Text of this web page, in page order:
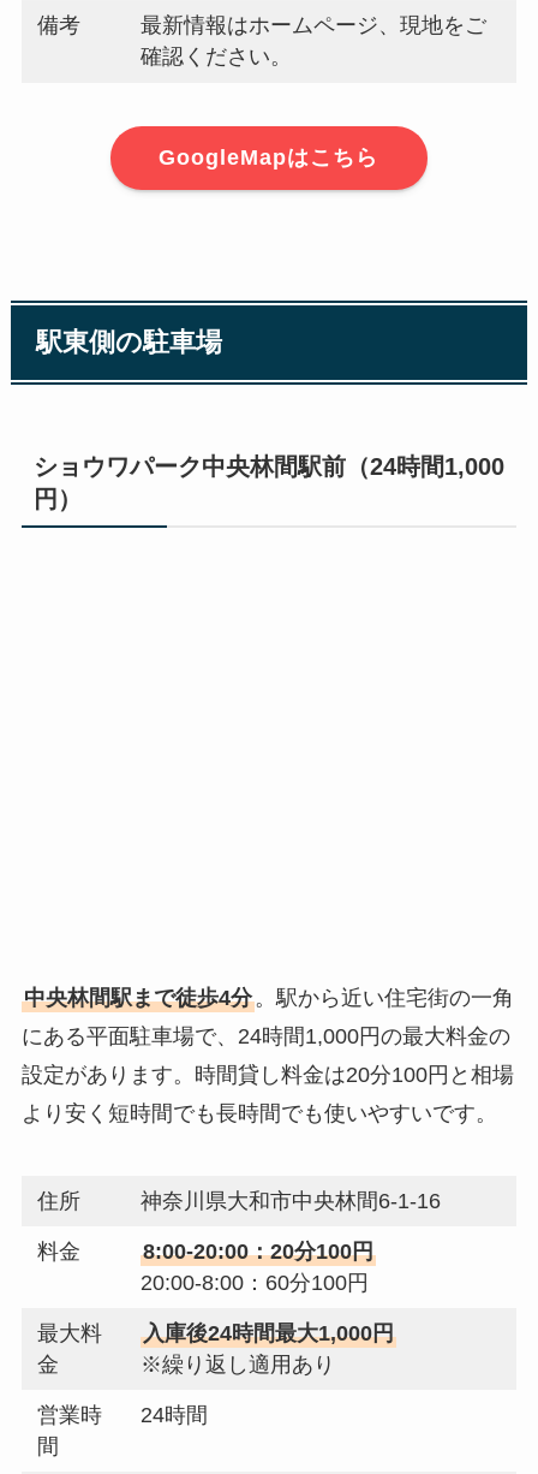
備考
最新情報はホームページ、現地をご
確認ください。
GoogleMapはこちら
駅東側の駐車場
ショウワパーク中央林間駅前（24時間1,000
円）
中央林間駅まで徒歩4分。駅から近い住宅街の一角
にある平面駐車場で、24時間1,000円の最大料金の
設定があります。時間貸し料金は20分100円と相場
より安く短時間でも長時間でも使いやすいです。
住所 神奈川県大和市中央林間6-1-16
料金
8:00-20:00：20分100円
20:00-8:00：60分100円
最大料
金
入庫後24時間最大1,000円
※繰り返し適用あり
営業時
間
24時間